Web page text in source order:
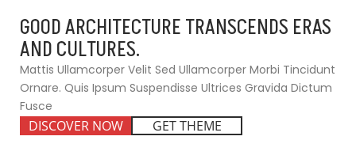
GOOD ARCHITECTURE TRANSCENDS ERAS
AND CULTURES.
Mattis Ullamcorper Velit Sed Ullamcorper Morbi Tincidunt
Ornare. Quis Ipsum Suspendisse Ultrices Gravida Dictum
Fusce
DISCOVER NOW GET THEME